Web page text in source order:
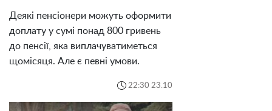
Деякі пенсіонери можуть оформити
доплату у сумі понад 800 гривень
до пенсії, яка виплачуватиметься
щомісяця. Але є певні умови.
22:30 23.10